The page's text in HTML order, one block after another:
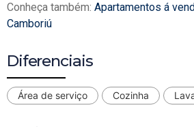
Conheça também: Apartamentos á
Camboriú
Diferenciais
Área de serviço Cozinha